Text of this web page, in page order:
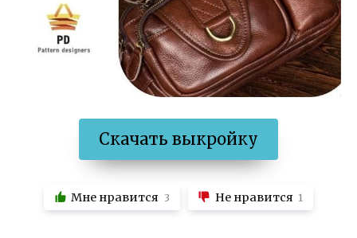
Скачать выкройку
Мне нравится 3 Не нравится 1